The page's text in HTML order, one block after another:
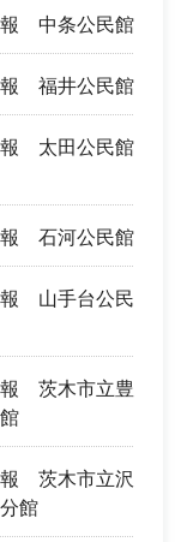
報 中条公民館
報 福井公民館
報 太田公民館
報 石河公民館
報 山手台公民
報 茨木市立豊
報 茨木市立沢
館